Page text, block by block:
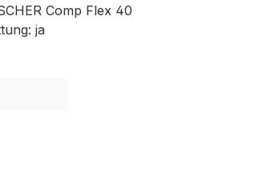
Comp Flex 40
ja